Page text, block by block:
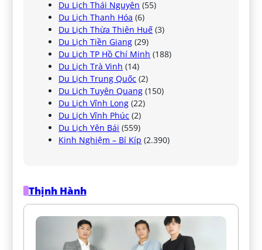
Du Lịch Thái Nguyên (55)
Du Lịch Thanh Hóa (6)
Du Lịch Thừa Thiên Huế (3)
Du Lịch Tiền Giang (29)
Du Lịch TP Hồ Chí Minh (188)
Du Lịch Trà Vinh (14)
Du Lịch Trung Quốc (2)
Du Lịch Tuyên Quang (150)
Du Lịch Vĩnh Long (22)
Du Lịch Vĩnh Phúc (2)
Du Lịch Yên Bái (559)
Kinh Nghiệm – Bí Kíp (2.390)
Thịnh Hành